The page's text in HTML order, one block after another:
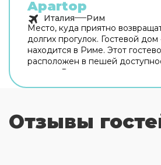
Apartop
Италия
Рим
Место, куда приятно
долгих прогулок. Гостевой дом
находится в Риме. Этот
расположен в пешей
города. Рядом с гостевым
В гостевом доме есть
путешественников на машине
Отзывы